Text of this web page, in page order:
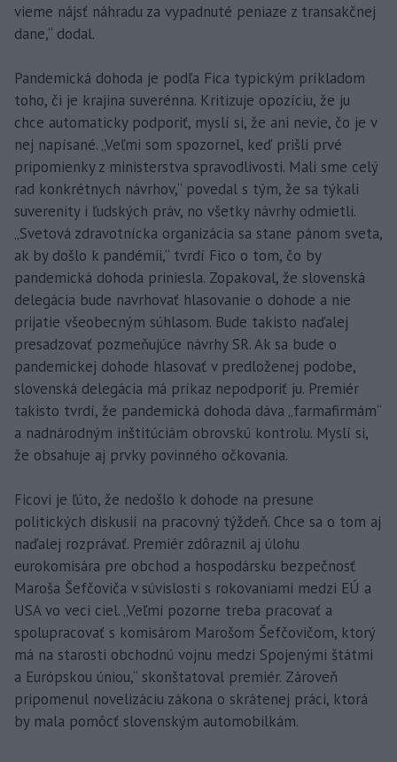
vieme nájsť náhradu za vypadnuté peniaze z transakčnej
dane,“ dodal.
Pandemická dohoda je podľa Fica typickým príkladom
toho, či je krajina suverénna. Kritizuje opozíciu, že ju
chce automaticky podporiť, myslí si, že ani nevie, čo je v
nej napísané. „Veľmi som spozornel, keď prišli prvé
pripomienky z ministerstva spravodlivosti. Mali sme celý
rad konkrétnych návrhov,“ povedal s tým, že sa týkali
suverenity i ľudských práv, no všetky návrhy odmietli.
„Svetová zdravotnícka organizácia sa stane pánom sveta,
ak by došlo k pandémii,“ tvrdí Fico o tom, čo by
pandemická dohoda priniesla. Zopakoval, že slovenská
delegácia bude navrhovať hlasovanie o dohode a nie
prijatie všeobecným súhlasom. Bude takisto naďalej
presadzovať pozmeňujúce návrhy SR. Ak sa bude o
pandemickej dohode hlasovať v predloženej podobe,
slovenská delegácia má príkaz nepodporiť ju. Premiér
takisto tvrdí, že pandemická dohoda dáva „farmafirmám“
a nadnárodným inštitúciám obrovskú kontrolu. Myslí si,
že obsahuje aj prvky povinného očkovania.
Ficovi je ľúto, že nedošlo k dohode na presune
politických diskusií na pracovný týždeň. Chce sa o tom aj
naďalej rozprávať. Premiér zdôraznil aj úlohu
eurokomisára pre obchod a hospodársku bezpečnosť
Maroša Šefčoviča v súvislosti s rokovaniami medzi EÚ a
USA vo veci ciel. „Veľmi pozorne treba pracovať a
spolupracovať s komisárom Marošom Šefčovičom, ktorý
má na starosti obchodnú vojnu medzi Spojenými štátmi
a Európskou úniou,“ skonštatoval premiér. Zároveň
pripomenul novelizáciu zákona o skrátenej práci, ktorá
by mala pomôcť slovenským automobilkám.